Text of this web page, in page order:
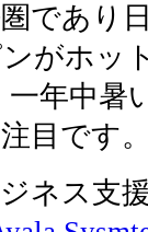
であり
がホッ
年中暑
目です
ネス支